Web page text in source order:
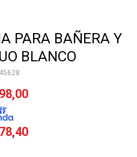
PARA BAÑERA Y
BLANCO
45628
98,00
78,40